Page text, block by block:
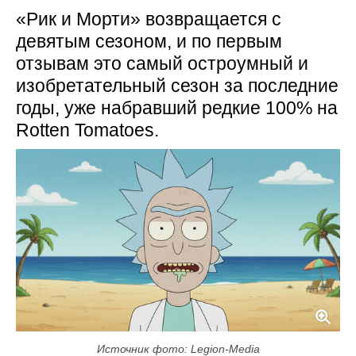
«Рик и Морти» возвращается с
девятым сезоном, и по первым
отзывам это самый остроумный и
изобретательный сезон за последние
годы, уже набравший редкие 100% на
Rotten Tomatoes.
Источник фото: Legion-Media